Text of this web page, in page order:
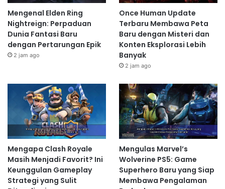
Mekanisme Pertarungan Modern
untuk Pengalaman Bermain Lebih
Intens
2 hari ago
Membangun Tim Impianmu
The King of Fighters: AFK
menawarkan beragam
karakter ikonik dari seri
The King of Fighters. Setiap
karakter memiliki atribut,skill, dan peran yang
berbeda-beda. Membangun tim yang seimbang dan
efektif membutuhkan perencanaan yang cermat. Kamu
perlu mempertimbangkan
synergyantara karakter-
karakter yang kamu pilih, agar dapat memaksimalkan
Mengenal Elden Ring
Nightreign: Perpaduan
Dunia Fantasi Baru
dengan Pertarungan Epik
2 jam ago
Once Human Update
Terbaru Membawa Peta
Baru dengan Misteri dan
Konten Eksplorasi Lebih
Banyak
2 jam ago
Mengapa Clash Royale
Masih Menjadi Favorit? Ini
Keunggulan Gameplay
Strategi yang Sulit
Mengulas Marvel’s
Wolverine PS5: Game
Superhero Baru yang Siap
Membawa Pengalaman